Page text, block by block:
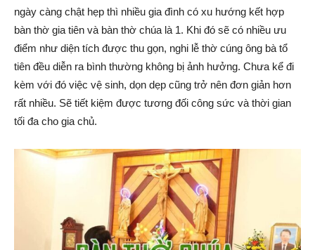
ngày càng chật hẹp thì nhiều gia đình có xu hướng kết hợp
bàn thờ gia tiên và bàn thờ chúa là 1. Khi đó sẽ có nhiều ưu
điểm như diện tích được thu gọn, nghi lễ thờ cúng ông bà tổ
tiên đều diễn ra bình thường không bị ảnh hưởng. Chưa kể đi
kèm với đó việc vệ sinh, dọn dẹp cũng trở nên đơn giản hơn
rất nhiều. Sẽ tiết kiệm được tương đối công sức và thời gian
tối đa cho gia chủ.